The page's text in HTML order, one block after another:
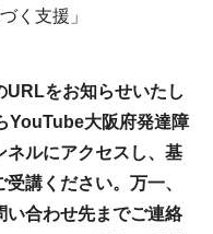
く支援」
をお知らせいたし
YouTube大阪府発達障
ネルにアクセスし、基
講ください。万一、
い合わせ先までご連絡